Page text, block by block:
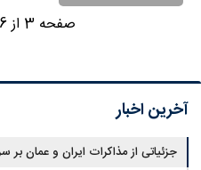
صفحه 3 از 6
آخرین اخبار
جزئیاتی از مذاکرات ایران و عمان